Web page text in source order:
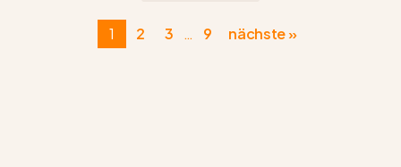
1 2 3 … 9 nächste »